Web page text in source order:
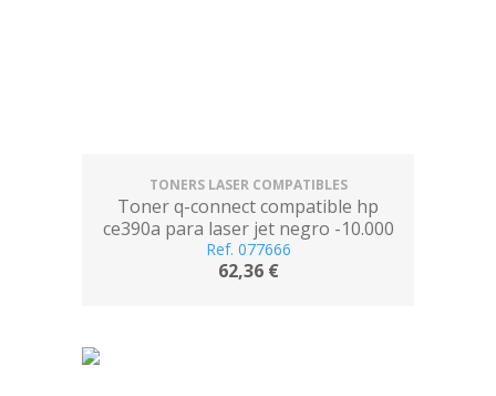
TONERS LASER COMPATIBLES
Toner q-connect compatible hp
ce390a para laser jet negro -10.000
pag-
Ref. 077666
62,36 €